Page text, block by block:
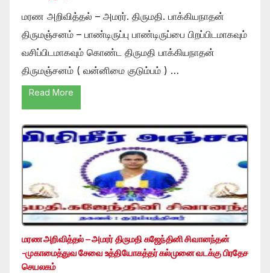
மரண அறிவித்தல் – அமரர். திருமதி. பாக்கியநாதன்
திருமஞ்சனம் – பாண்டிருப்பு பாண்டிருப்பை பிறப்பிடமாகவும்
வசிப்பிடமாகவும் கொண்ட திருமதி பாக்கியநாதன்
திருமஞ்சனம் ( வன்னிமை குடும்பம் ) …
Read More
மரண அறிவித்தல் – அமரர் திருமதி கஜேந்தினி சிவானந்தன்
-முகாமைத்துவ சேவை உத்தியோகத்தர் கல்முனை வடக்கு பிரதேச
செயலகம்